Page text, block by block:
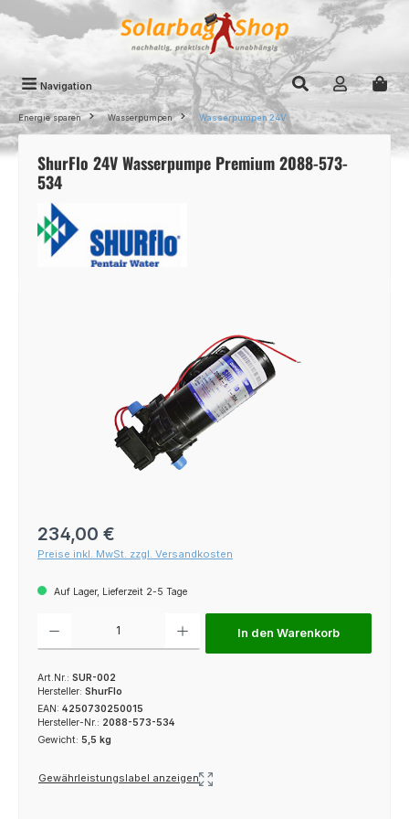
Zum Hauptinhalt springen
Navigation
Energie sparen Wasserpumpen Wasserpumpen 24V
ShurFlo 24V Wasserpumpe Premium 2088-573-
534
Regulärer Preis:
234,00 €
Preise inkl. MwSt. zzgl. Versandkosten
Auf Lager, Lieferzeit 2-5 Tage
Produkt Anzahl: Gib den gewünschten Wert ein oder benutze die
In den Warenkorb
Art.Nr.: SUR-002
Hersteller: ShurFlo
EAN: 4250730250015
Hersteller-Nr.: 2088-573-534
Gewicht: 5,5 kg
Gewährleistungslabel anzeigen